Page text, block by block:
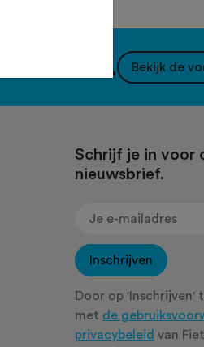
account. Bekijk de
Schrijf je in voor
nieuwsbrief.
Inschrijven
Door op 'Inschrijven'
met de
privacybeleid van